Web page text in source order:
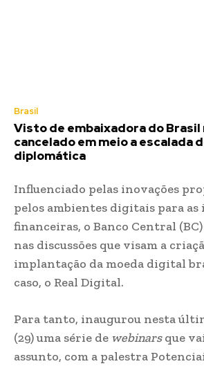
Brasil
Visto de embaixadora do Brasil
cancelado em meio a escalada
diplomática
Influenciado pelas inovações
pelos ambientes digitais para
financeiras, o Banco Central
nas discussões que visam a
implantação da moeda digital
caso, o Real Digital.
Para tanto, inaugurou nesta
(29) uma série de webinarsque
assunto, com a palestra